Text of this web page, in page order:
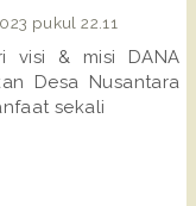
pukul 22.11
visi & misi DANA
Desa Nusantara
sekali